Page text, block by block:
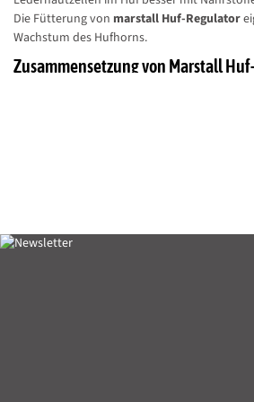
Die Fütterung von marstall Huf-Regulator
Wachstum des Hufhorns.
Zusammensetzung von Marstall
Zusatzstoffe von Marstall Huf-
Vitamin E (3a700) 12.000mg, Biotin